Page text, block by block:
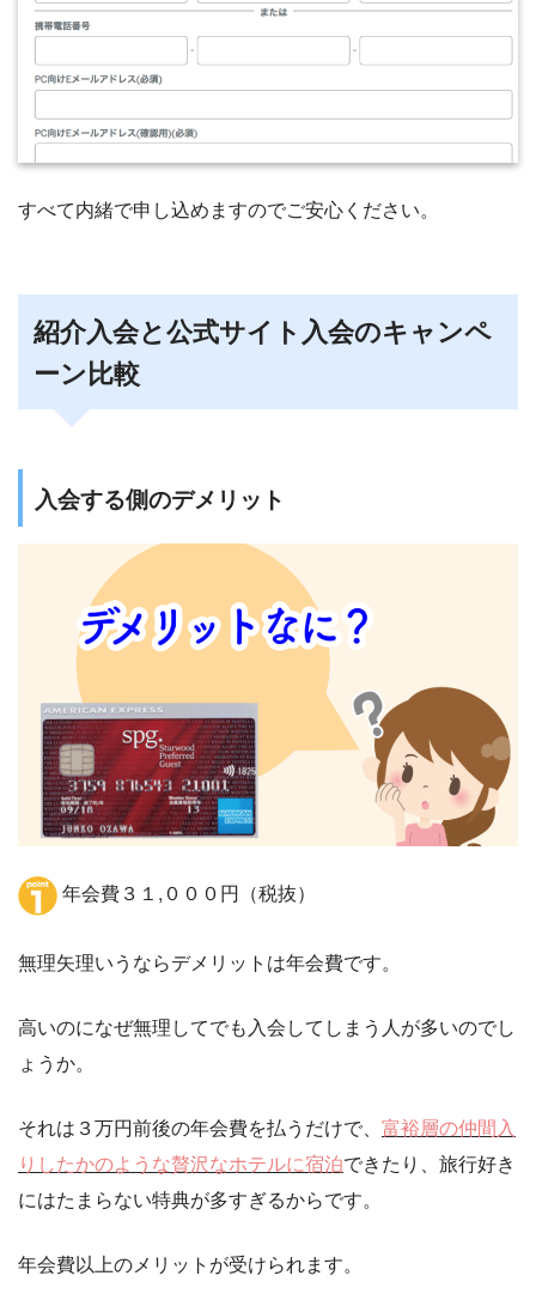
すべて内緒で申し込めますのでご安心ください。
紹介入会と公式サイト入会のキャンペ
ーン比較
入会する側のデメリット
年会費３１,０００円（税抜）
無理矢理いうならデメリットは年会費です。
高いのになぜ無理してでも入会してしまう人が多いのでし
ょうか。
それは３万円前後の年会費を払うだけで、 富裕層の仲間入
りしたかのような贅沢なホテルに宿泊できたり、旅行好き
にはたまらない特典が多すぎるからです。
年会費以上のメリットが受けられます。